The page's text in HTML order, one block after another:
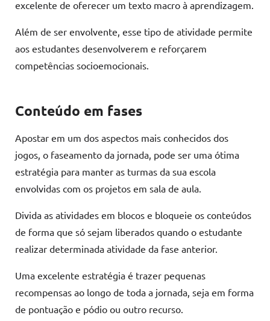
excelente de oferecer um texto macro à aprendizagem.
Além de ser envolvente, esse tipo de atividade permite
aos estudantes desenvolverem e reforçarem
competências socioemocionais.
Conteúdo em fases
Apostar em um dos aspectos mais conhecidos dos
jogos, o faseamento da jornada, pode ser uma ótima
estratégia para manter as turmas da sua escola
envolvidas com os projetos em sala de aula.
Divida as atividades em blocos e bloqueie os conteúdos
de forma que só sejam liberados quando o estudante
realizar determinada atividade da fase anterior.
Uma excelente estratégia é trazer pequenas
recompensas ao longo de toda a jornada, seja em forma
de pontuação e pódio ou outro recurso.